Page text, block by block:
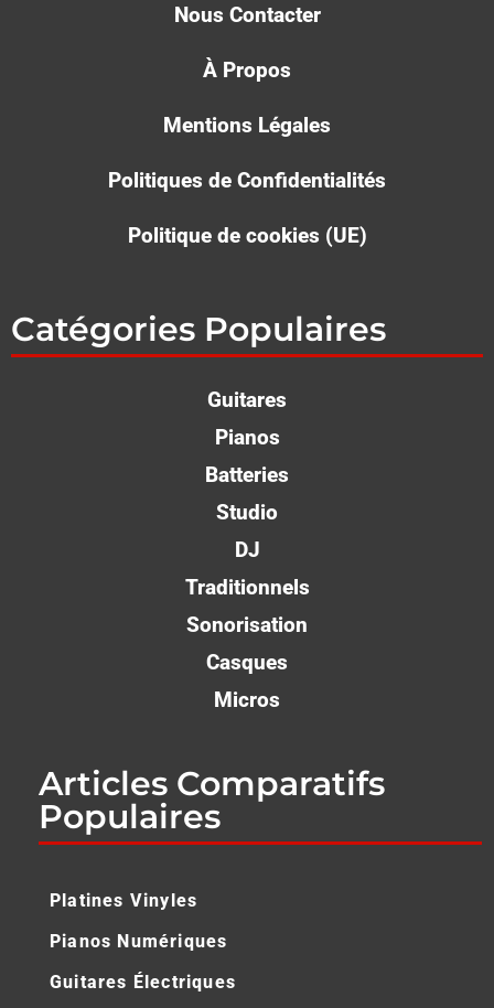
Nous Contacter
À Propos
Mentions Légales
Politiques de Confidentialités
Politique de cookies (UE)
Catégories Populaires
Guitares
Pianos
Batteries
Studio
DJ
Traditionnels
Sonorisation
Casques
Micros
Articles Comparatifs
Populaires
Platines Vinyles
Pianos Numériques
Guitares Électriques